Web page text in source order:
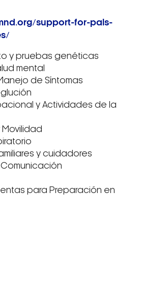
support-for-pals-
y pruebas genéticas
mental
de Síntomas
y Actividades de la
y cuidadores
para Preparación en